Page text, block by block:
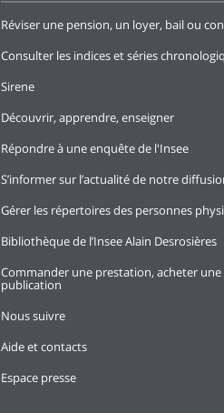
Réviser une pension, un loyer, bail ou
Consulter les indices et séries
Sirene
Découvrir, apprendre, enseigner
Répondre à une enquête de l'Insee
S’informer sur l’actualité de notre
Gérer les répertoires des personnes
Bibliothèque de l’Insee Alain Desrosières
Commander une prestation, acheter une
publication
Nous suivre
Aide et contacts
Espace presse